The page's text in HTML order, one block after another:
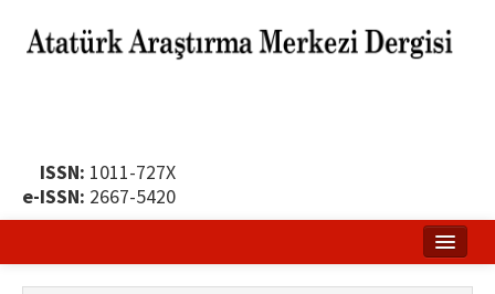
ISSN: 1011-727X
e-ISSN: 2667-5420